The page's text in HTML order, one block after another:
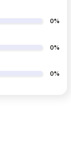
0%
0%
0%